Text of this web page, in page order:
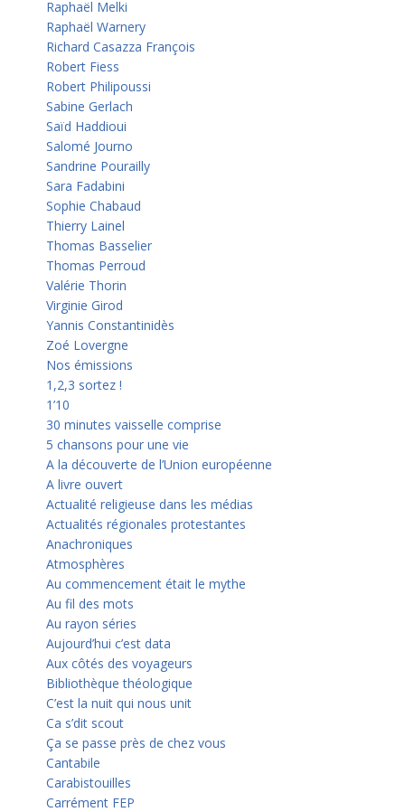
Raphaël Melki
Raphaël Warnery
Richard Casazza François
Robert Fiess
Robert Philipoussi
Sabine Gerlach
Saïd Haddioui
Salomé Journo
Sandrine Pourailly
Sara Fadabini
Sophie Chabaud
Thierry Lainel
Thomas Basselier
Thomas Perroud
Valérie Thorin
Virginie Girod
Yannis Constantinidès
Zoé Lovergne
Nos émissions
1,2,3 sortez !
1’10
30 minutes vaisselle comprise
5 chansons pour une vie
A la découverte de l’Union européenne
A livre ouvert
Actualité religieuse dans les médias
Actualités régionales protestantes
Anachroniques
Atmosphères
Au commencement était le mythe
Au fil des mots
Au rayon séries
Aujourd’hui c’est data
Aux côtés des voyageurs
Bibliothèque théologique
C’est la nuit qui nous unit
Ca s’dit scout
Ça se passe près de chez vous
Cantabile
Carabistouilles
Carrément FEP